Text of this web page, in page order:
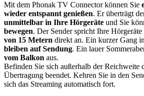
Mit dem Phonak TV Connector können Sie
wieder entspannt genießen. Er überträgt
unmittelbar in Ihre Hörgeräte und Sie
bewegen. Der Sender spricht Ihre
von 15 Metern direkt an. Ein kurzer Gang
bleiben auf Sendung. Ein lauer
vom Balkon aus.
Befinden Sie sich außerhalb der Reichweite
Übertragung beendet. Kehren Sie in den
sich das Streaming automatisch fort.